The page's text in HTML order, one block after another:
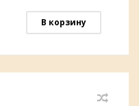
В корзину